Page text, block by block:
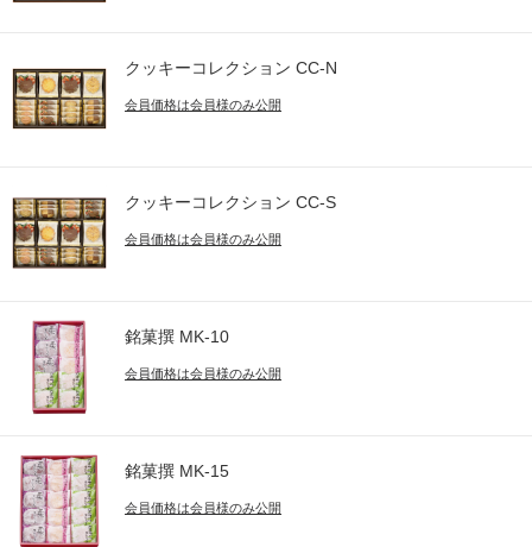
クッキーコレクション CC-N
会員価格は会員様のみ公開
クッキーコレクション CC-S
会員価格は会員様のみ公開
銘菓撰 MK-10
会員価格は会員様のみ公開
銘菓撰 MK-15
会員価格は会員様のみ公開